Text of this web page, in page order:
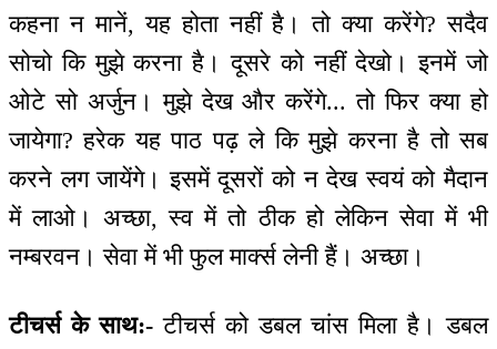
कहना न मानें, यह होता नहीं है। तो क्या करेंगे? सदैव
सोचो कि मुझे करना है। दूसरे को नहीं देखो। इनमें जो
ओटे सो अर्जुन। मुझे देख और करेंगे... तो फिर क्या हो
जायेगा? हरेक यह पाठ पढ़ ले कि मुझे करना है तो सब
करने लग जायेंगे। इसमें दूसरों को न देख स्वयं को मैदान
में लाओ। अच्छा, स्व में तो ठीक हो लेकिन सेवा में भी
नम्बरवन। सेवा में भी फुल मार्क्स लेनी हैं। अच्छा।
टीचर्स के साथ:- टीचर्स को डबल चांस मिला है। डबल